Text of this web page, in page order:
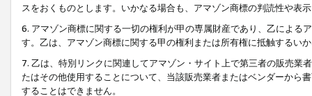
スをおくものとします。いかなる場合も、アマゾン商標の判読性や表
6. アマゾン商標に関する一切の権利が甲の専属財産であり、乙による
す。乙は、アマゾン商標に関する甲の権利または所有権に抵触するい
7. 乙は、特別リンクに関連してアマゾン・サイト上で第三者の販売
たはその他使用することについて、当該販売業者またはベンダーから
することはできません。